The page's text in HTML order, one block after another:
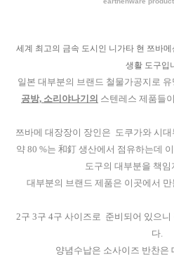
세계 최고의 금속 도시인 니가타 현 쯔바
생활 도구입
일본 대부분의 브랜드 철물가공지로 유
공방, 소리야나기의 스텐레스 제품들
쯔바메 대장장이 장인은 도쿠가와 시
약 80 %는 和釘 생산에서 점유하는데
도구의 대부분을 책임
대부분의 브랜드 제품은 이곳에서
2구 3구 4구 사이즈로 준비되어 있으
다.
양념수납은 소사이즈 반찬은